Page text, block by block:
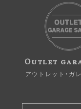
Outlet
アウトレット・ガ